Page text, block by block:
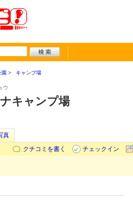
園 キャンプ場
ウ
キャンプ場
真
クチコミを書く
チェックイン